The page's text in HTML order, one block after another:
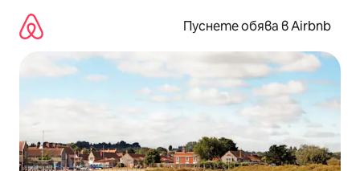
съдържанието
Пуснете обява в Airbnb